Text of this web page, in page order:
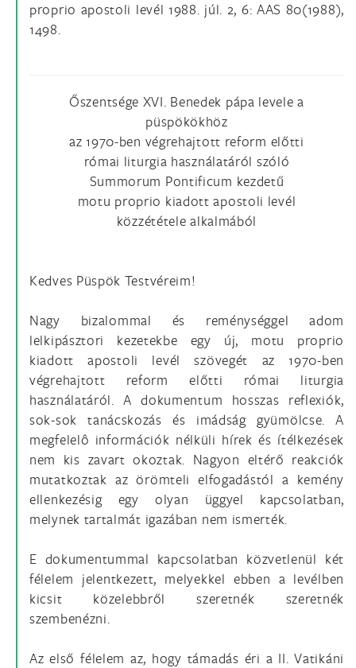
proprio apostoli levél 1988. júl. 2, 6: AAS 80(1988),
1498.
Őszentsége XVI. Benedek pápa levele a
püspökökhöz
az 1970-ben végrehajtott reform előtti
római liturgia használatáról szóló
Summorum Pontificum kezdetű
motu proprio kiadott apostoli levél
közzététele alkalmából
Kedves Püspök Testvéreim!
Nagy bizalommal és reménységgel adom
lelkipásztori kezetekbe egy új, motu proprio
kiadott apostoli levél szövegét az 1970-ben
végrehajtott reform előtti római liturgia
használatáról. A dokumentum hosszas reflexiók,
sok-sok tanácskozás és imádság gyümölcse. A
megfelelô információk nélküli hírek és ítélkezések
nem kis zavart okoztak. Nagyon eltérő reakciók
mutatkoztak az örömteli elfogadástól a kemény
ellenkezésig egy olyan üggyel kapcsolatban,
melynek tartalmát igazában nem ismerték.
E dokumentummal kapcsolatban közvetlenül két
félelem jelentkezett, melyekkel ebben a levélben
kicsit közelebbről szeretnék szeretnék
szembenézni.
Az első félelem az, hogy támadás éri a II. Vatikáni